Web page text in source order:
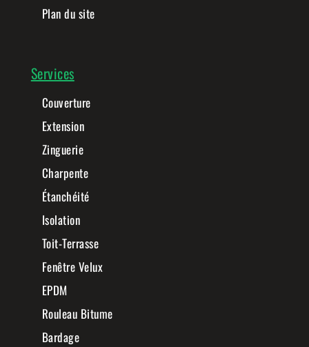
Plan du site
Services
Couverture
Extension
Zinguerie
Charpente
Étanchéité
Isolation
Toit-Terrasse
Fenêtre Velux
EPDM
Rouleau Bitume
Bardage